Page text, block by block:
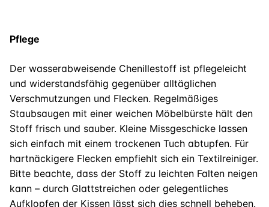
Pflege
Der wasserabweisende Chenillestoff ist pflegeleicht
und widerstandsfähig gegenüber alltäglichen
Verschmutzungen und Flecken. Regelmäßiges
Staubsaugen mit einer weichen Möbelbürste hält den
Stoff frisch und sauber. Kleine Missgeschicke lassen
sich einfach mit einem trockenen Tuch abtupfen. Für
hartnäckigere Flecken empfiehlt sich ein Textilreiniger.
Bitte beachte, dass der Stoff zu leichten Falten neigen
kann – durch Glattstreichen oder gelegentliches
Aufklopfen der Kissen lässt sich dies schnell beheben.